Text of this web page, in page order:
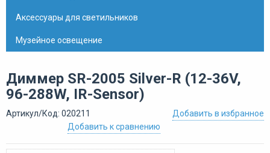
Аксессуары для светильников
Музейное освещение
Диммер SR-2005 Silver-R (12-36V,
96-288W, IR-Sensor)
Артикул/Код: 020211
Добавить в избранное
Добавить к сравнению